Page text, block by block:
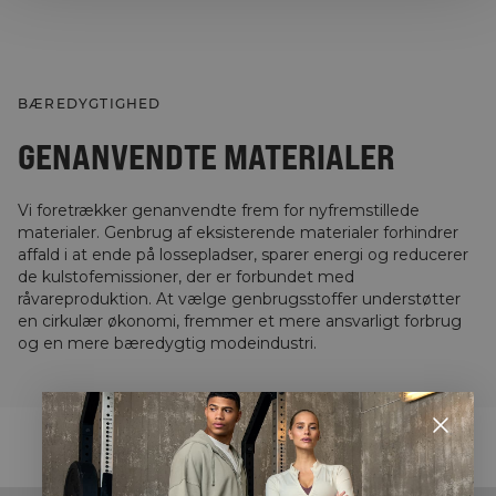
BÆREDYGTIGHED
GENANVENDTE MATERIALER
Vi foretrækker genanvendte frem for nyfremstillede
materialer. Genbrug af eksisterende materialer forhindrer
affald i at ende på lossepladser, sparer energi og reducerer
de kulstofemissioner, der er forbundet med
råvareproduktion. At vælge genbrugsstoffer understøtter
en cirkulær økonomi, fremmer et mere ansvarligt forbrug
og en mere bæredygtig modeindustri.
STYLE WITH